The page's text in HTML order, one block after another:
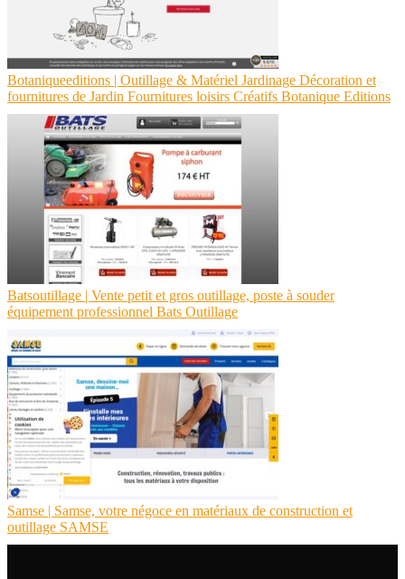
Botaniqueeditions | Outillage & Matériel Jardinage Décoration et
fournitures de Jardin Fournitures loisirs Créatifs Botanique Editions
Bat­soutil­la­ge | Vente petit et gros outillage, poste à souder
équipement profes­sion­nel Bats Outillage
Samse | Samse, votre négoce en matériaux de construction et
outillage SAMSE